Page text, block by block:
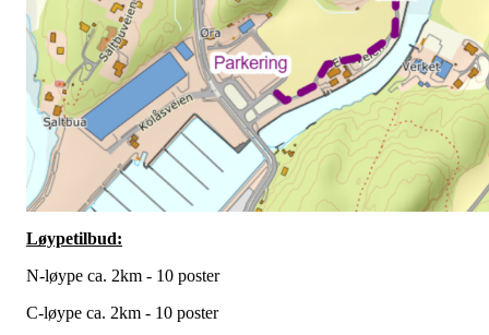
Løypetilbud:
N-løype ca. 2km - 10 poster
C-løype ca. 2km - 10 poster